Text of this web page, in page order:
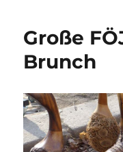
Große
Brunch